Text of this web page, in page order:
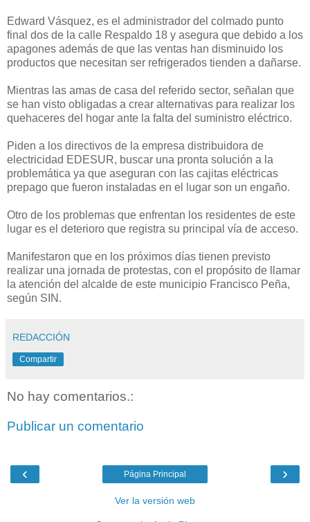
Edward Vásquez, es el administrador del colmado punto
final dos de la calle Respaldo 18 y asegura que debido a los
apagones además de que las ventas han disminuido los
productos que necesitan ser refrigerados tienden a dañarse.
Mientras las amas de casa del referido sector, señalan que
se han visto obligadas a crear alternativas para realizar los
quehaceres del hogar ante la falta del suministro eléctrico.
Piden a los directivos de la empresa distribuidora de
electricidad EDESUR, buscar una pronta solución a la
problemática ya que aseguran con las cajitas eléctricas
prepago que fueron instaladas en el lugar son un engaño.
Otro de los problemas que enfrentan los residentes de este
lugar es el deterioro que registra su principal vía de acceso.
Manifestaron que en los próximos días tienen previsto
realizar una jornada de protestas, con el propósito de llamar
la atención del alcalde de este municipio Francisco Peña,
según SIN.
REDACCIÓN
Compartir
No hay comentarios.:
Publicar un comentario
‹ ›
Página Principal
Ver la versión web